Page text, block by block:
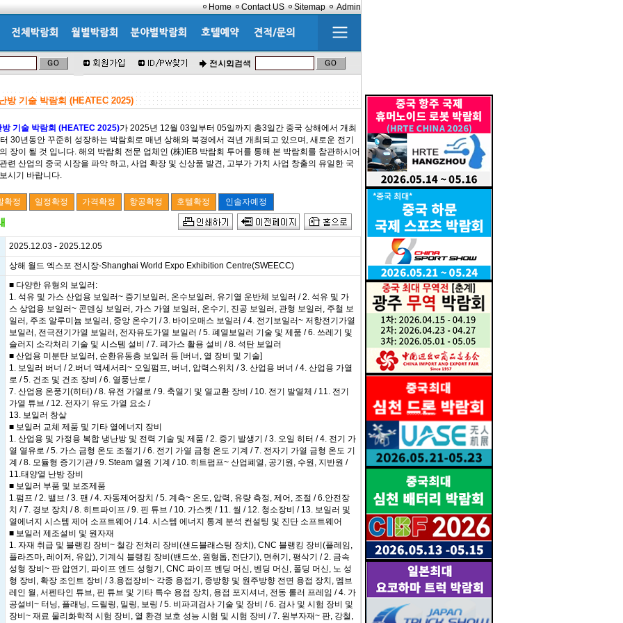
Home Contact US Sitemap Admin
방 기술 박람회 (HEATEC 2025)
기술 박람회 (HEATEC 2025)가 2025년 12월 03일부터 05일까지 총3일간 중국 상해에서 개최
30년동안 꾸준히 성장하는 박람회로 매년 상해와 북경에서 격년 개최되고 있으며, 새로운 전기
장이 될 것 입니다. 해외 박람회 전문 업체인 (株)IEB 박람회 투어를 통해 본 박람회를 참관하시어
련 산업의 중국 시장을 파악 하고, 사업 확장 및 신상품 발견, 고부가 가치 사업 창출의 유일한 국
시기 바랍니다.
2025.12.03 - 2025.12.05
상해 월드 엑스포 전시장-Shanghai World Expo Exhibition Centre(SWEECC)
■ 다양한 유형의 보일러:
1. 석유 및 가스 산업용 보일러~ 증기보일러, 온수보일러, 유기열 운반체 보일러 / 2. 석유 및 가
스 상업용 보일러~ 콘덴싱 보일러, 가스 가열 보일러, 온수기, 진공 보일러, 관형 보일러, 주철 보
일러, 주조 알루미늄 보일러, 중앙 온수기 / 3. 바이오매스 보일러 / 4. 전기보일러~ 저항전기가열
보일러, 전극전기가열 보일러, 전자유도가열 보일러 / 5. 폐열보일러 기술 및 제품 / 6. 쓰레기 및
슬러지 소각처리 기술 및 시스템 설비 / 7. 폐가스 활용 설비 / 8. 석탄 보일러
■ 산업용 미분탄 보일러, 순환유동층 보일러 등 [버너, 열 장비 및 기술]
1. 보일러 버너 / 2.버너 액세서리~ 오일펌프, 버너, 압력스위치 / 3. 산업용 버너 / 4. 산업용 가열
로 / 5. 건조 및 건조 장비 / 6. 열풍난로 /
7. 산업용 온풍기(히터) / 8. 유전 가열로 / 9. 축열기 및 열교환 장비 / 10. 전기 발열체 / 11. 전기
가열 튜브 / 12. 전자기 유도 가열 요소 /
13. 보일러 창살
■ 보일러 교체 제품 및 기타 열에너지 장비
1. 산업용 및 가정용 복합 냉난방 및 전력 기술 및 제품 / 2. 증기 발생기 / 3. 오일 히터 / 4. 전기 가
열 열유로 / 5. 가스 금형 온도 조절기 / 6. 전기 가열 금형 온도 기계 / 7. 전자기 가열 금형 온도 기
계 / 8. 모듈형 증기기관 / 9. Steam 열원 기계 / 10. 히트펌프~ 산업폐열, 공기원, 수원, 지반원 /
11.태양열 난방 장비
■ 보일러 부품 및 보조제품
1.펌프 / 2. 밸브 / 3. 팬 / 4. 자동제어장치 / 5. 계측~ 온도, 압력, 유량 측정, 제어, 조절 / 6.안전장
치 / 7. 경보 장치 / 8. 히트파이프 / 9. 핀 튜브 / 10. 가스켓 / 11. 씰 / 12. 청소장비 / 13. 보일러 및
열에너지 시스템 제어 소프트웨어 / 14. 시스템 에너지 통계 분석 컨설팅 및 진단 소프트웨어
■ 보일러 제조설비 및 원자재
1. 자재 취급 및 블랭킹 장비~ 철강 전처리 장비(샌드블래스팅 장치), CNC 블랭킹 장비(플레임,
플라즈마, 레이저, 유압), 기계식 블랭킹 장비(밴드쏘, 원형톱, 전단기), 면취기, 평삭기 / 2. 금속
성형 장비~ 판 압연기, 파이프 엔드 성형기, CNC 파이프 벤딩 머신, 벤딩 머신, 폴딩 머신, 노 성
형 장비, 확장 조인트 장비 / 3.용접장비~ 각종 용접기, 종방향 및 원주방향 전면 용접 장치, 멤브
레인 월, 서펜타인 튜브, 핀 튜브 및 기타 특수 용접 장치, 용접 포지셔너, 전동 롤러 프레임 / 4. 가
공설비~ 터닝, 플래닝, 드릴링, 밀링, 보링 / 5. 비파괴검사 기술 및 장비 / 6. 검사 및 시험 장비 및
장비~ 재료 물리화학적 시험 장비, 열 환경 보호 성능 시험 및 시험 장비 / 7. 원부자재~ 판, 강철,